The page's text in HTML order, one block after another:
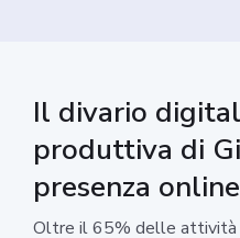
Il divario
produttiva di
presenza online
Oltre il 65% delle attività